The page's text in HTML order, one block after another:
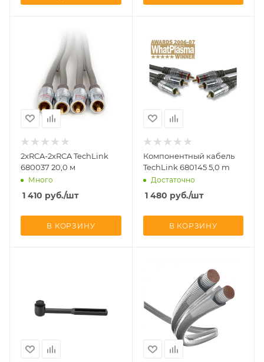
2xRCA-2xRCA TechLink
680037 20,0 м
Много
1 410 руб./шт
В КОРЗИНУ
Компонентный кабель
TechLink 680145 5,0 m
Достаточно
1 480 руб./шт
В КОРЗИНУ